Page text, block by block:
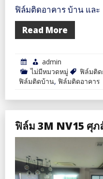
ฟิล์มติดอาคาร บ้าน และ
Read More
admin
ไม่มีหมวดหมู่
ฟิล์มติด
ฟิล์มติดบ้าน, ฟิล์มติดอาคาร
ฟิล์ม 3M NV15 ศุภ